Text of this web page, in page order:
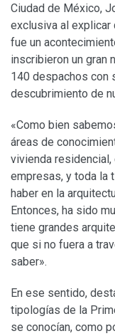
Ciudad de México,
exclusiva al explicar
fue un
inscribieron un gran
140 despachos con
descubrimiento de
«Como bien
áreas de
vivienda
empresas, y toda la
haber en la
Entonces, ha sido
tiene grandes
que si no fuera a
saber».
En ese sentido,
tipologías de la
se conocían, como